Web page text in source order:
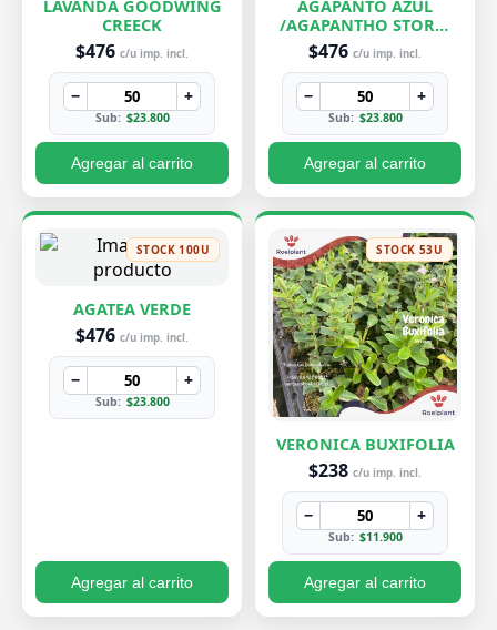
LAVANDA GOODWING
CREECK
$476 c/u imp. incl.
− +
Sub: $23.800
Agregar al carrito
AGAPANTO AZUL
/AGAPANTHO STORM
CLOUD
$476 c/u imp. incl.
− +
Sub: $23.800
Agregar al carrito
STOCK 100U
AGATEA VERDE
$476 c/u imp. incl.
− +
Sub: $23.800
Agregar al carrito
STOCK 53U
VERONICA BUXIFOLIA
$238 c/u imp. incl.
− +
Sub: $11.900
Agregar al carrito